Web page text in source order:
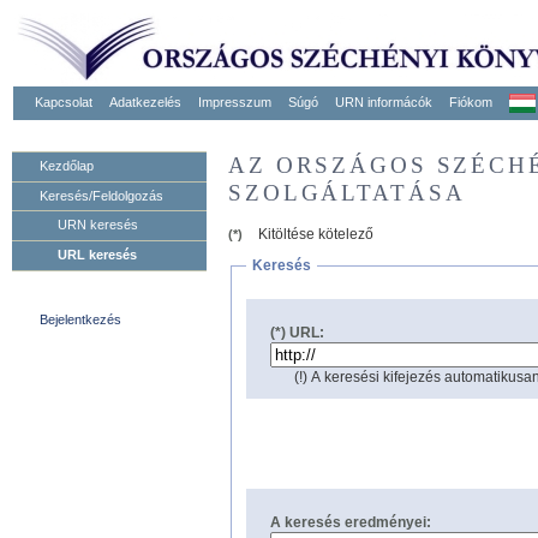
Kapcsolat Adatkezelés Impresszum Súgó URN informácók Fiókom
Kezdőlap
Keresés/Feldolgozás
URN keresés
URL keresés
Bejelentkezés
AZ ORSZÁGOS
SZOLGÁLTATÁSA
(*)
Kitöltése kötelező
Keresés
(*) URL:
(!) A keresési kifejezés
A keresés eredményei: